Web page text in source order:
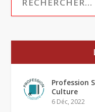
Profession
Culture
6 Déc, 2022